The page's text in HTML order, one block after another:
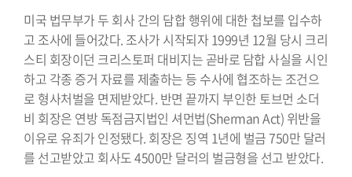
미국 법무부가 두 회사 간의 담합 행위에 대한 첩보를 입수하
고 조사에 들어갔다. 조사가 시작되자 1999년 12월 당시 크리
스티 회장이던 크리스토퍼 대비지는 곧바로 담합 사실을 시인
하고 각종 증거 자료를 제출하는 등 수사에 협조하는 조건으
로 형사처벌을 면제받았다. 반면 끝까지 부인한 토브먼 소더
비 회장은 연방 독점금지법인 셔먼법(Sherman Act) 위반을
이유로 유죄가 인정됐다. 회장은 징역 1년에 벌금 750만 달러
를 선고받았고 회사도 4500만 달러의 벌금형을 선고 받았다.